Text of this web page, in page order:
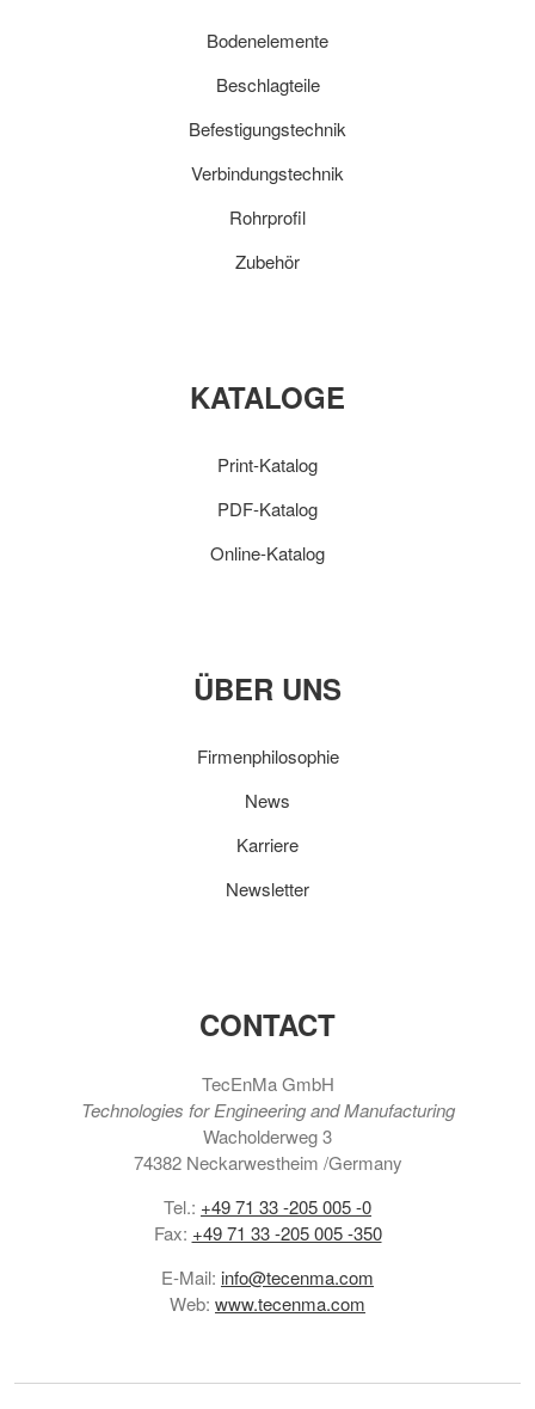
Bodenelemente
Beschlagteile
Befestigungstechnik
Verbindungstechnik
Rohrprofil
Zubehör
KATALOGE
Print-Katalog
PDF-Katalog
Online-Katalog
ÜBER UNS
Firmenphilosophie
News
Karriere
Newsletter
CONTACT
TecEnMa GmbH
Technologies for Engineering and Manufacturing
Wacholderweg 3
74382 Neckarwestheim /Germany
Tel.: +49 71 33 -205 005 -0
Fax: +49 71 33 -205 005 -350
E-Mail: info@tecenma.com
Web: www.tecenma.com